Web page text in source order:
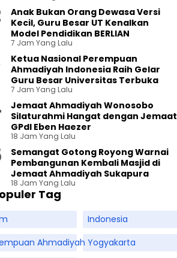
Anak Bukan Orang Dewasa Versi
Kecil, Guru Besar UT Kenalkan
Model Pendidikan BERLIAN
7 Jam Yang Lalu
Ketua Nasional Perempuan
Ahmadiyah Indonesia Raih Gelar
Guru Besar Universitas Terbuka
7 Jam Yang Lalu
Jemaat Ahmadiyah Wonosobo
Silaturahmi Hangat dengan Jemaat
GPdI Eben Haezer
18 Jam Yang Lalu
Semangat Gotong Royong Warnai
Pembangunan Kembali Masjid di
Jemaat Ahmadiyah Sukapura
18 Jam Yang Lalu
Tag
Indonesia
Ahmadiyah Yogyakarta